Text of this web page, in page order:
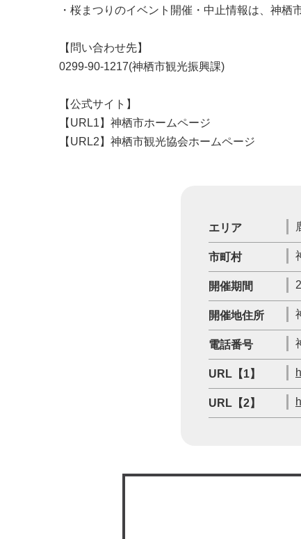
・桜まつりのイベント開催・中止情報は、神栖
【問い合わせ先】
0299-90-1217(神栖市観光振興課)
【公式サイト】
【URL1】神栖市ホームページ
【URL2】神栖市観光協会ホームページ
エリア
市町村
開催期間
開催地住所
電話番号
URL【1】
URL【2】